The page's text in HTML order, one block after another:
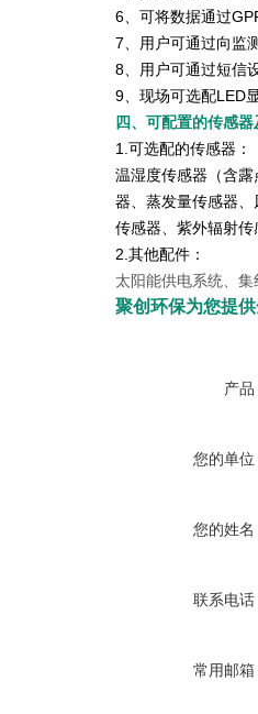
6、可将数据通过
7、用户可通过向监
8、用户可通过短信
9、现场可选配LED
四、可配置的传感器
1.可选配的传感器：
温湿度传感器（含
器、蒸发量传感器
传感器、紫外辐射传
2.其他配件：
太阳能供电系统、
聚创环保为您提
产品
您的单位
您的姓名
联系电话
常用邮箱